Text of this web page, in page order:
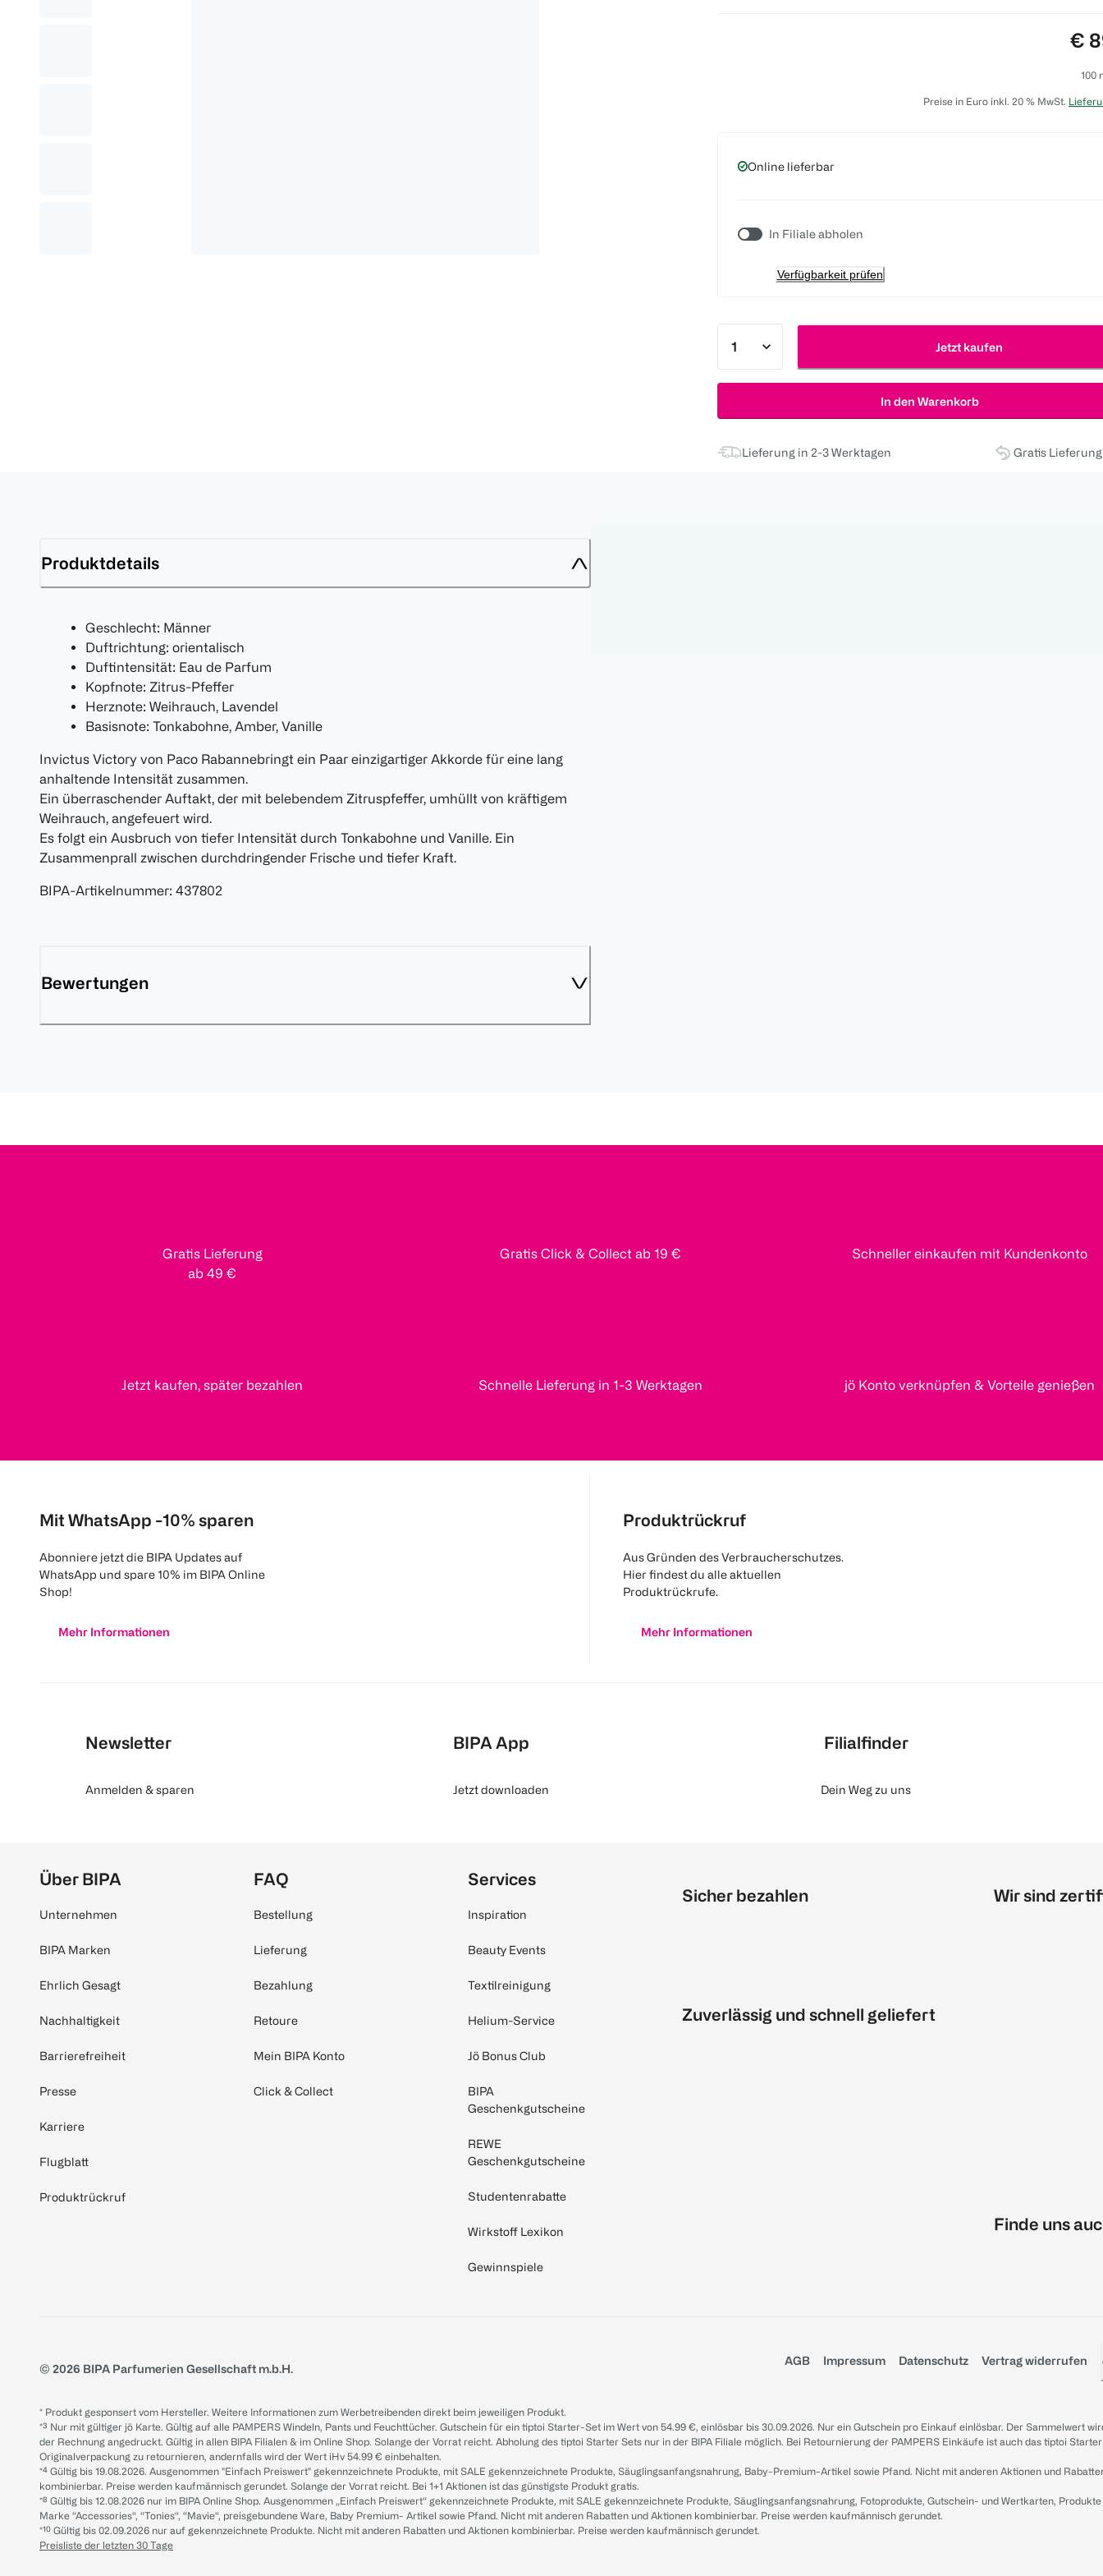
€
100
Preise in Euro inkl. 20 % MwSt.
Online lieferbar
In Filiale abholen
Verfügbarkeit prüfen
Jetzt kaufen
In den Warenkorb
Lieferung in 2-3 Werktagen Gratis
Produktdetails
Geschlecht: Männer
Duftrichtung: orientalisch
Duftintensität: Eau de Parfum
Kopfnote: Zitrus-Pfeffer
Herznote: Weihrauch, Lavendel
Basisnote: Tonkabohne, Amber, Vanille
Invictus Victory von Paco Rabannebringt ein Paar einzigartiger Akkorde für eine lang
anhaltende Intensität zusammen.
Ein überraschender Auftakt, der mit belebendem Zitruspfeffer, umhüllt von kräftigem
Weihrauch, angefeuert wird.
Es folgt ein Ausbruch von tiefer Intensität durch Tonkabohne und Vanille. Ein
Zusammenprall zwischen durchdringender Frische und tiefer Kraft.
BIPA-Artikelnummer: 437802
Bewertungen
Gratis Lieferung
ab 49 €
Gratis Click & Collect ab 19 € Schneller einkaufen mit Kundenkonto
Jetzt kaufen, später bezahlen Schnelle Lieferung in 1-3 Werktagen jö Konto verknüpfen & Vorteile genießen
Mit WhatsApp -10% sparen
Abonniere jetzt die BIPA Updates auf
WhatsApp und spare 10% im BIPA Online
Shop!
Mehr Informationen
Produktrückruf
Aus Gründen des Verbraucherschutzes.
Hier findest du alle aktuellen
Produktrückrufe.
Mehr Informationen
Newsletter
Anmelden & sparen
BIPA App
Jetzt downloaden
Filialfinder
Dein Weg zu uns
Über BIPA
Unternehmen
BIPA Marken
Ehrlich Gesagt
Nachhaltigkeit
Barrierefreiheit
Presse
Karriere
Flugblatt
Produktrückruf
FAQ
Bestellung
Lieferung
Bezahlung
Retoure
Mein BIPA Konto
Click & Collect
Services
Inspiration
Beauty Events
Textilreinigung
Helium-Service
Jö Bonus Club
BIPA
Geschenkgutscheine
REWE
Geschenkgutscheine
Studentenrabatte
Wirkstoff Lexikon
Gewinnspiele
Sicher bezahlen
Zuverlässig und schnell geliefert
Wir sind
Finde uns
© 2026 BIPA Parfumerien Gesellschaft m.b.H.
AGB Impressum Datenschutz Vertrag widerrufen
* Produkt gesponsert vom Hersteller. Weitere Informationen zum Werbetreibenden direkt beim jeweiligen Produkt.
*³ Nur mit gültiger jö Karte. Gültig auf alle PAMPERS Windeln, Pants und Feuchttücher. Gutschein für ein tiptoi Starter-Set im Wert von 54.99 €, einlösbar bis 30.09.2026. Nur ein Gutschein pro Einkauf einlösbar. Der Sammelwert
der Rechnung angedruckt. Gültig in allen BIPA Filialen & im Online Shop. Solange der Vorrat reicht. Abholung des tiptoi Starter Sets nur in der BIPA Filiale möglich. Bei Retournierung der PAMPERS Einkäufe ist auch das tiptoi
Originalverpackung zu retournieren, andernfalls wird der Wert iHv 54.99 € einbehalten.
*⁴ Gültig bis 19.08.2026. Ausgenommen "Einfach Preiswert" gekennzeichnete Produkte, mit SALE gekennzeichnete Produkte, Säuglingsanfangsnahrung, Baby-Premium-Artikel sowie Pfand. Nicht mit anderen Aktionen und
kombinierbar. Preise werden kaufmännisch gerundet. Solange der Vorrat reicht. Bei 1+1 Aktionen ist das günstigste Produkt gratis.
*⁸ Gültig bis 12.08.2026 nur im BIPA Online Shop. Ausgenommen „Einfach Preiswert“ gekennzeichnete Produkte, mit SALE gekennzeichnete Produkte, Säuglingsanfangsnahrung, Fotoprodukte, Gutschein- und Wertkarten,
Marke “Accessories“, “Tonies“, “Mavie“, preisgebundene Ware, Baby Premium- Artikel sowie Pfand. Nicht mit anderen Rabatten und Aktionen kombinierbar. Preise werden kaufmännisch gerundet.
*¹⁰ Gültig bis 02.09.2026 nur auf gekennzeichnete Produkte. Nicht mit anderen Rabatten und Aktionen kombinierbar. Preise werden kaufmännisch gerundet.
Preisliste der letzten 30 Tage